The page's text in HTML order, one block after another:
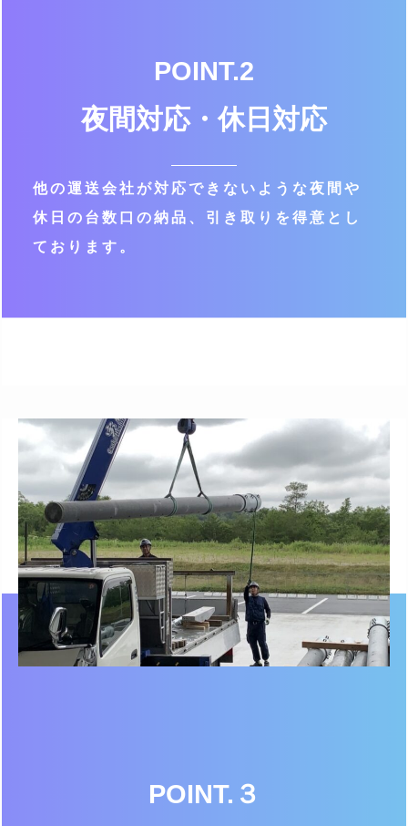
POINT.2
夜間対応・休日対応
他の運送会社が対応できないような夜間や
休日の台数口の納品、引き取りを得意とし
ております。
POINT.３